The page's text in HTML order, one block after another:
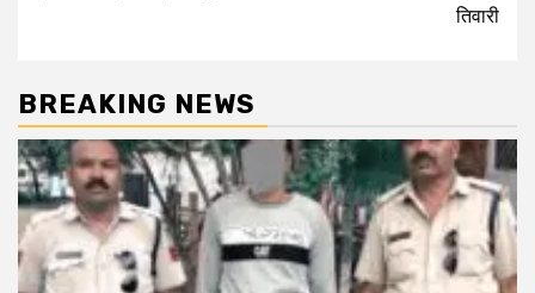
तिवारी
BREAKING NEWS